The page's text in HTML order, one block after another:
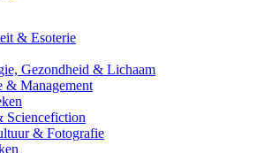
& Esoterie
Gezondheid & Lichaam
& Management
Sciencefiction
& Fotografie